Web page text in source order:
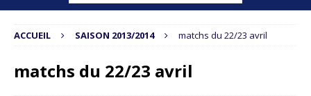
ACCUEIL SAISON 2013/2014 matchs du 22/23 avril
matchs du 22/23 avril